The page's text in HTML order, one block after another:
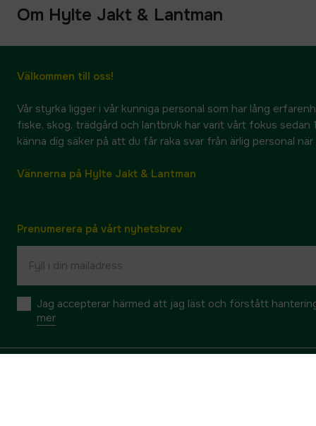
Om Hylte Jakt & Lantman
Välkommen till oss!
Vår styrka ligger i vår kunniga personal som har lång
fiske, skog, trädgård och lantbruk har varit vårt fokus sedan
känna dig säker på att du får raka svar från ärlig personal
Vännerna på Hylte Jakt & Lantman
Prenumerera på vårt nyhetsbrev
Jag accepterar härmed att jag läst och förstått
mer